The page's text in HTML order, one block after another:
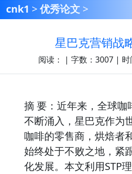
cnk1 >优秀论文 >
星巴克营销战
阅读： | 字数：3007 | 时
摘 要：近年来，全球咖
不断涌入，星巴克作为
咖啡的零售商，烘焙者
始终处于不败之地，紧
化发展。本文利用STP